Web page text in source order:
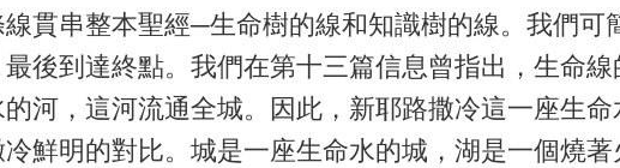
貫串整本聖經─生命樹的線和知識樹的線。我們
後到達終點。我們在第十三篇信息曾指出，生命
河，這河流通全城。因此，新耶路撒冷這一座生
鮮明的對比。城是一座生命水的城，湖是一個燒著